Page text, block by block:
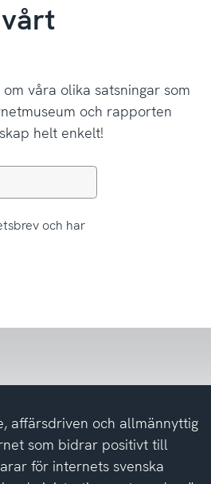
våra olika satsningar som
och rapporten
helt enkelt!
och har
affärsdriven och allmännyttig
som bidrar positivt till
för internets svenska